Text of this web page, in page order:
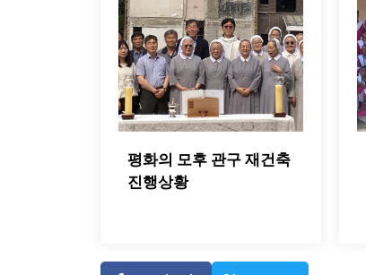
평화의 모후 관구 재건축
진행상황